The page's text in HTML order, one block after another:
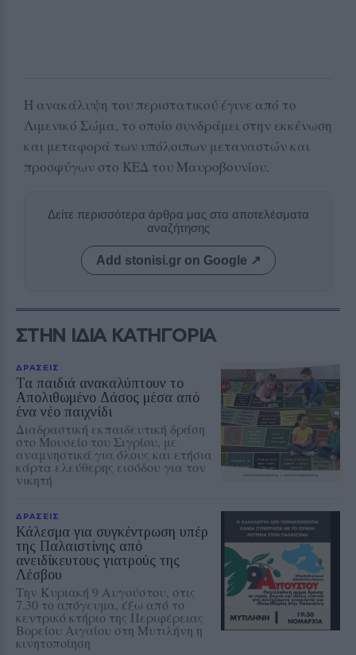
Η ανακάλυψη του περιστατικού έγινε από το
Λιμενικό Σώμα, το οποίο συνδράμει στην εκκένωση
και μεταφορά των υπόλοιπων μεταναστών και
προσφύγων στο ΚΕΔ του Μαυροβουνίου.
Δείτε περισσότερα άρθρα μας στα αποτελέσματα
αναζήτησης
Add stonisi.gr on Google ↗
ΣΤΗΝ ΙΔΙΑ ΚΑΤΗΓΟΡΙΑ
ΔΡΑΣΕΙΣ
Τα παιδιά ανακαλύπτουν το
Απολιθωμένο Δάσος μέσα από
ένα νέο παιχνίδι
Διαδραστική εκπαιδευτική δράση
στο Μουσείο του Σιγρίου, με
αναμνηστικά για όλους και ετήσια
κάρτα ελεύθερης εισόδου για τον
νικητή
ΔΡΑΣΕΙΣ
Κάλεσμα για συγκέντρωση υπέρ
της Παλαιστίνης από
ανειδίκευτους γιατρούς της
Λέσβου
Την Κυριακή 9 Αυγούστου, στις
7.30 το απόγευμα, έξω από το
κεντρικό κτήριο της Περιφέρειας
Βορείου Αιγαίου στη Μυτιλήνη η
κινητοποίηση